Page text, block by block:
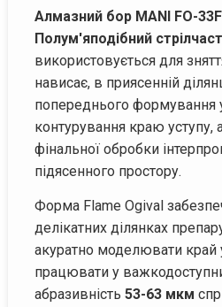
Алмазний бор MANI FO-
Полум'яподібний
використовується для
нависає, в приясенній
попереднього формування
контурування краю уступу,
фінальної обробки
підясенного простору.
Форма Flame Ogival
делікатних ділянках
акуратно моделювати край
працювати у
абразивність 53-63 мкм